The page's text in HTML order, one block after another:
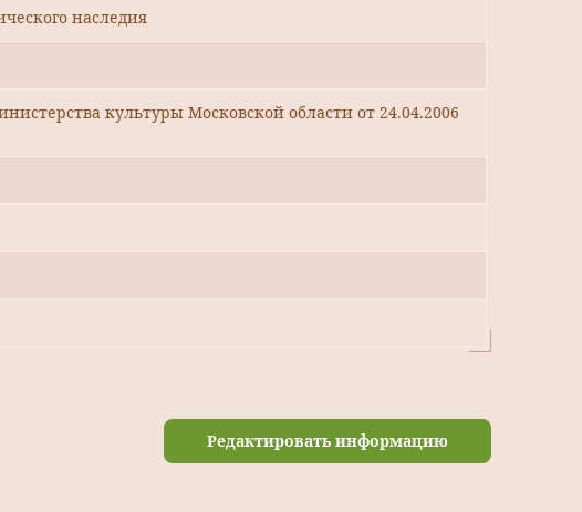
наследия
культуры Московской области от 24.04.2006
Редактировать информацию